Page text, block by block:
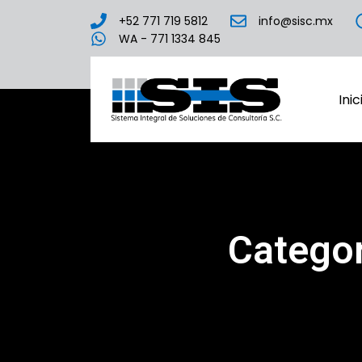
+52 771 719 5812
info@sisc.mx
WA - 771 1334 845